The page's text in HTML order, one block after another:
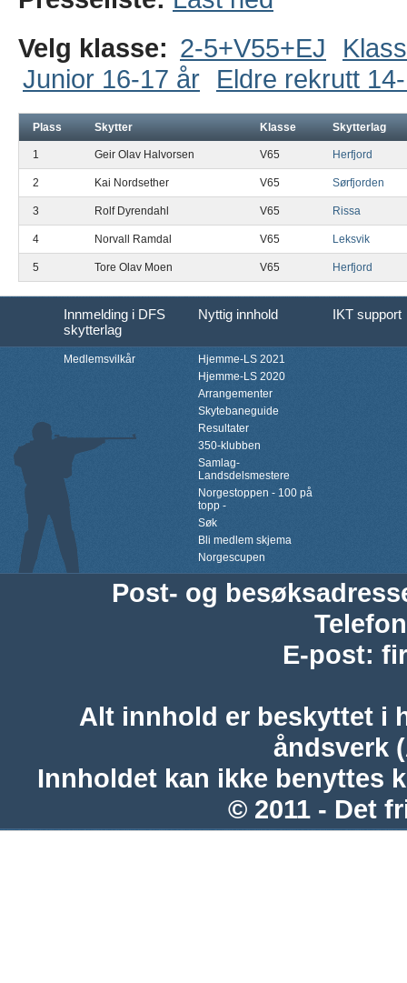
Velg klasse: 2-5+V55+EJ
Junior 16-17 år
Eldre rekrutt
Plass Skytter Klasse Skytterlag
1 Geir Olav Halvorsen V65 Herfjord
2 Kai Nordsether V65 Sørfjorden
3 Rolf Dyrendahl V65 Rissa
4 Norvall Ramdal V65 Leksvik
5 Tore Olav Moen V65 Herfjord
Innmelding i DFS
skytterlag
Nyttig innhold IKT support
Medlemsvilkår
Hjemme-LS 2021
Hjemme-LS 2020
Arrangementer
Skytebaneguide
Resultater
350-klubben
Samlag-
Landsdelsmestere
Norgestoppen - 100 på
topp -
Søk
Bli medlem skjema
Norgescupen
Post- og
Telefon
E-post:
Alt innhold er beskyttet i
åndsverk
Innholdet kan ikke benyttes
© 2011 - Det